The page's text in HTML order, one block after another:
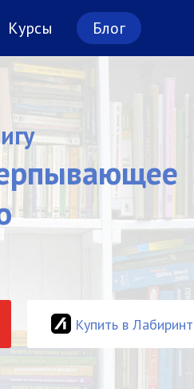
Курсы Блог
Купить в